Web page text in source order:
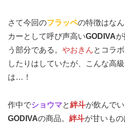
さて今回のフラッペの特徴はな
カーとして呼び声高いGODIVA
う部分である。 やおきんとコラ
したりはしていたが、こんな高
は…！
作中でショウマと絆斗が飲んで
GODIVAの商品。 絆斗が甘いもの